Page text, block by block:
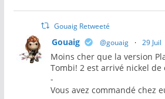
Gouaig Retweeté
Gouaig @gouaig · 29 Juil
Moins cher que la version
Tombi! 2 est arrivé nickel de
-
Vous avez commandé chez